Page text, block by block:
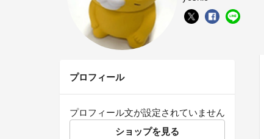
プロフィール
プロフィール文が設定されていません
ショップを見る